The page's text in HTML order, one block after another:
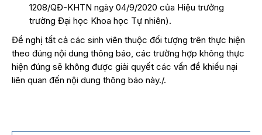
1208/QĐ-KHTN ngày 04/9/2020 của Hiệu trưởng
trường Đại học Khoa học Tự nhiên).
Đề nghị tất cả các sinh viên thuộc đối tượng trên thực hiện
theo đúng nội dung thông báo, các trường hợp không thực
hiện đúng sẽ không được giải quyết các vấn đề khiếu nại
liên quan đến nội dung thông báo này./.